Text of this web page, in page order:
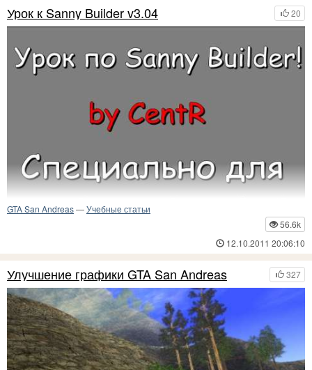
20
Урок к Sanny Builder v3.04
GTA San Andreas—Учебные статьи
56.6k
12.10.2011 20:06:10
327
Улучшение графики GTA San Andreas